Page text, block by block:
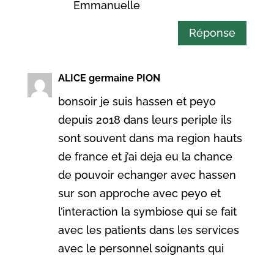
Emmanuelle
Réponse
ALICE germaine PION
bonsoir je suis hassen et peyo
depuis 2018 dans leurs periple ils
sont souvent dans ma region hauts
de france et j’ai deja eu la chance
de pouvoir echanger avec hassen
sur son approche avec peyo et
l’interaction la symbiose qui se fait
avec les patients dans les services
avec le personnel soignants qui